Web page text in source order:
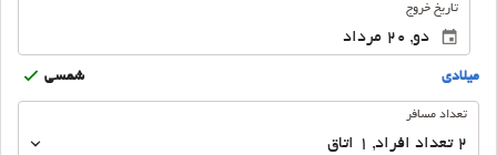
تاریخ خروج
ميلادى شمسى
تعداد
تعداد مسافر
2 تعداد افراد ,
1 اتاق